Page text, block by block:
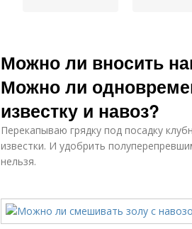
Можно ли вносить
Можно ли
известку и навоз?
Перекапываю грядку под посадку
известки. И удобрить
нельзя.